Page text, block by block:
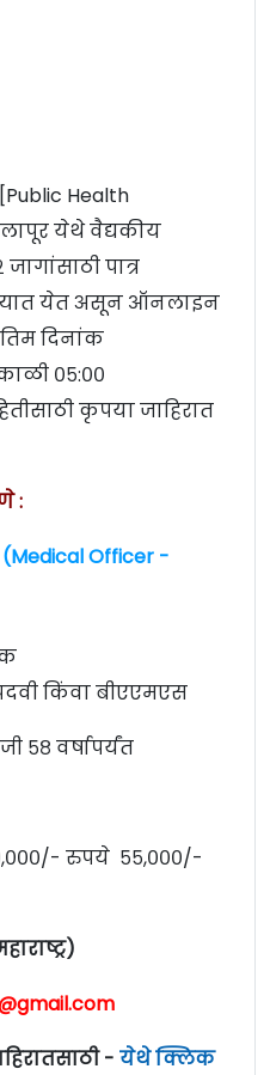
Health
येथे वैद्यकीय
पात्र
येत असून ऑनलाइन
दिनांक
०५:००
कृपया जाहिरात
:
Officer -
पदवी किंवा बीएएमएस
५८ वर्षापर्यंत
रुपये ५५,०००/-
- येथे क्लिक